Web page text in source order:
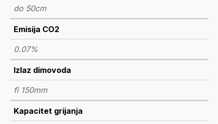
do 50cm
Emisija CO2
0.07%
Izlaz dimovoda
fi 150mm
Kapacitet grijanja